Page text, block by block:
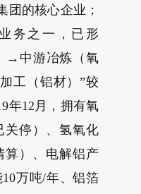
团的核心企业；
务之一，已形
→中游冶炼（氧
工（铝材）”较
年12月，拥有氧
关停）、氢氧化
算）、电解铝产
万吨/年、铝箔